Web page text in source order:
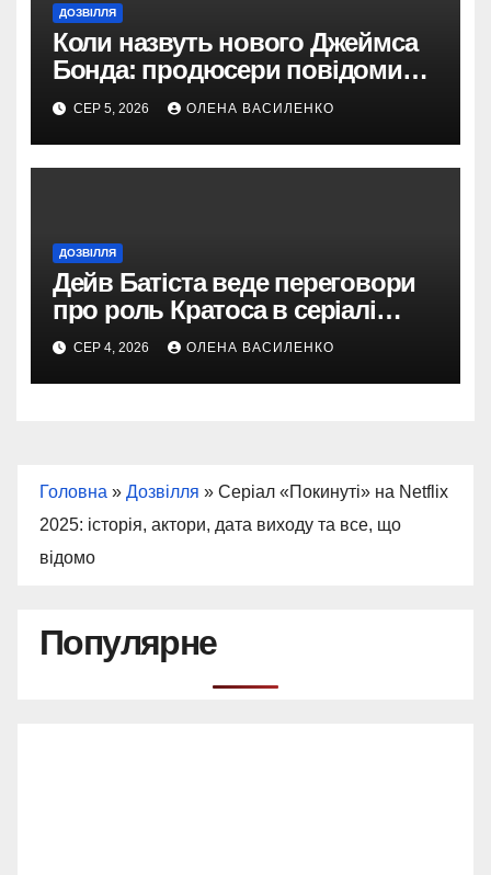
ДОЗВІЛЛЯ
Коли назвуть нового Джеймса
Бонда: продюсери повідомили
про терміни кастингу
СЕР 5, 2026 ОЛЕНА ВАСИЛЕНКО
ДОЗВІЛЛЯ
Дейв Батіста веде переговори
про роль Кратоса в серіалі
«God of War» від Amazon
СЕР 4, 2026 ОЛЕНА ВАСИЛЕНКО
Головна » Дозвілля » Серіал «Покинуті» на Netflix
2025: історія, актори, дата виходу та все, що
відомо
Популярне